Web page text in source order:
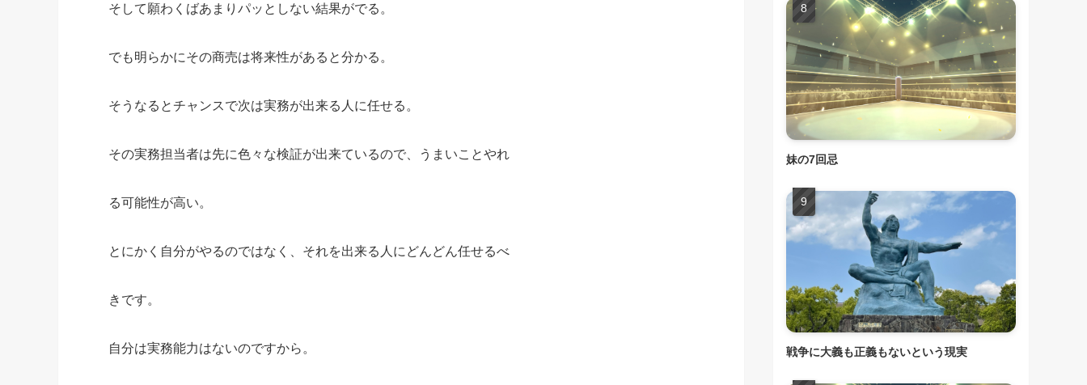
そして願わくばあまりパッとしない結果がでる。
でも明らかにその商売は将来性があると分かる。
そうなるとチャンスで次は実務が出来る人に任せる。
その実務担当者は先に色々な検証が出来ているので、うまいことやれ
る可能性が高い。
とにかく自分がやるのではなく、それを出来る人にどんどん任せるべ
きです。
自分は実務能力はないのですから。
妹の7回忌
戦争に大義も正義もないという現実